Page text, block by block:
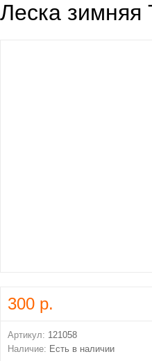
Леска зимняя
300 р.
Артикул: 121058
Наличие: Есть в наличии